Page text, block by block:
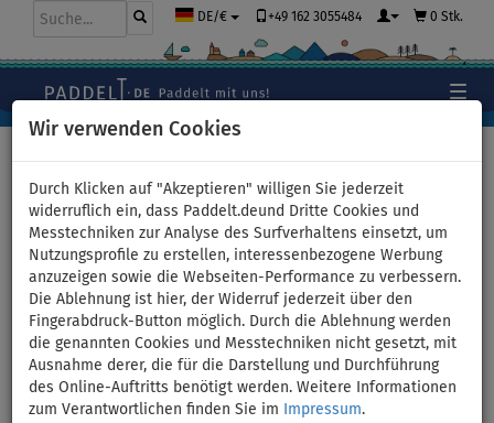
Wir verwenden Cookies
Durch Klicken auf "Akzeptieren" willigen Sie jederzeit
widerruflich ein, dass Paddelt.deund Dritte Cookies und
Messtechniken zur Analyse des Surfverhaltens einsetzt, um
Nutzungsprofile zu erstellen, interessenbezogene Werbung
anzuzeigen sowie die Webseiten-Performance zu verbessern.
Die Ablehnung ist hier, der Widerruf jederzeit über den
Fingerabdruck-Button möglich. Durch die Ablehnung werden
die genannten Cookies und Messtechniken nicht gesetzt, mit
Ausnahme derer, die für die Darstellung und Durchführung
des Online-Auftritts benötigt werden. Weitere Informationen
zum Verantwortlichen finden Sie im
Impressum.
DE/€ +49 162 3055484 0 Stk.
Flip Flops PADDLEBOARDING
blue - Größe: L
BIS
-12 %
Previous